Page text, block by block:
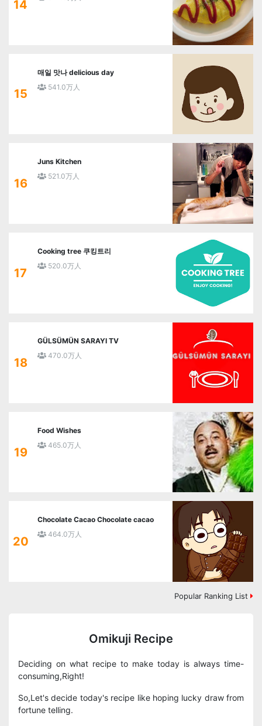
14
15
매일 맛나 delicious day
541.0万人
16
Juns Kitchen
521.0万人
17
Cooking tree 쿠킹트리
520.0万人
18
GÜLSÜMÜN SARAYI TV
470.0万人
19
Food Wishes
465.0万人
20
Chocolate Cacao Chocolate cacao
464.0万人
Popular Ranking List
Omikuji Recipe
Deciding on what recipe to make today is always time-
consuming,Right!
So,Let's decide today's recipe like hoping lucky draw from
fortune telling.